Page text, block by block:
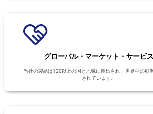
グローバル・マーケット・サービス
当社の製品は120以上の国と地域に輸出され、世界中の顧
されています。